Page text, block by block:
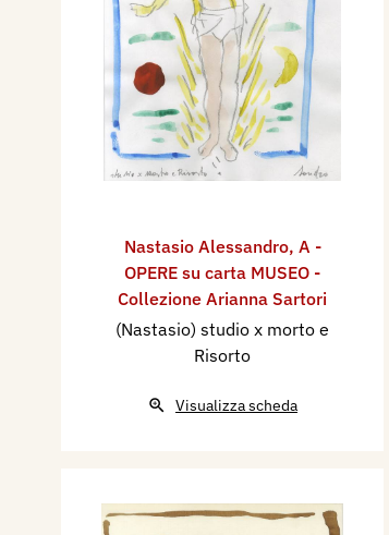
Nastasio Alessandro, A -
OPERE su carta MUSEO -
Collezione Arianna Sartori
(Nastasio) studio x morto e
Risorto
Visualizza scheda